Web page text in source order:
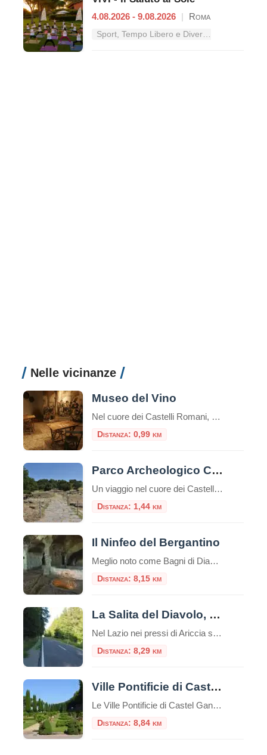
4.08.2026 - 9.08.2026 | Roma
Nelle vicinanze
Museo del Vino
Nel cuore dei Castelli Romani, Monte Porzio Catone ospita il Museo del Vino, un luogo che celebra la tradizione vitivinicola del territorio. Inaugurato il 12 aprile 2024, il museo è situato nei locali dell’ex stazione ferroviaria, attiva dal 1916 al 1944, ora trasformata in uno spazio culturale che racconta la storia e l’identità enologica della […]
Distanza: 0,99 km
Parco Archeologico Culturale di Tuscolo
Un viaggio nel cuore dei Castelli Romani, tra storia, natura e panorami Il Parco Archeologico Culturale di Tuscolo si trova nel comune di Monte Porzio Catone, nel cuore dei Castelli Romani, a circa 25 km da Roma. La zona è facilmente raggiungibile in auto o con una combinazione di treno e navetta. Breve storia Tusculum […]
Distanza: 1,44 km
Il Ninfeo del Bergantino
Meglio noto come Bagni di Diana, il Ninfeo Bergantino si trova sulla riva occidentale del Lago Albano, circa a metà strada tra il Ninfeo Dorico e l'Emissario del lago. Seguendo la riva occidentale del lago di Albano, dopo circa due chilometri in senso a
Distanza: 8,15 km
La Salita del Diavolo, la strada antigravitazionale
Nel Lazio nei pressi di Ariccia sui Castelli Romani esiste una strada magica, la “Salita Stregata” o “Salita del Diavolo“: lungo una salita rettilinea, ogni cosa lasciata libera sul suolo, invece di scendere inizia a salire! La strada si trova precisamente al Km. 11,600 della Strada Statale 218, a pochi passi da Roma. Questo insolito […]
Distanza: 8,29 km
Ville Pontificie di Castel Gandolfo
Le Ville Pontificie di Castel Gandolfo sono un insieme di palazzi e giardini appartenenti al Vaticano; estese per circa 55 ettari, più della Città del Vaticano nel centro di Roma che è solo 44 ettari. È una delle più grandi aree extraterritoriali della Santa Sede in Italia. Comprende il Palazzo Papale e tre ville storiche: […]
Distanza: 8,84 km